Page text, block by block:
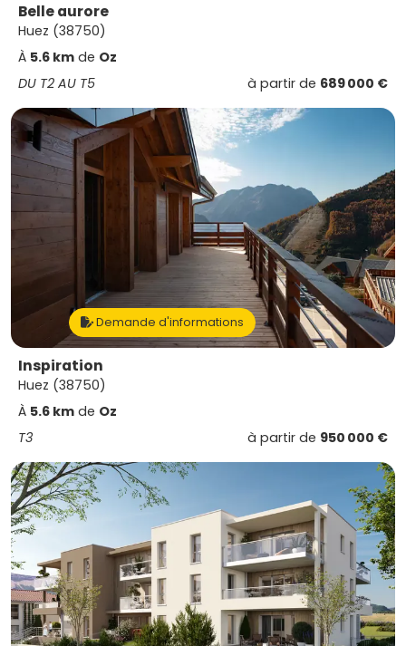
Belle aurore
Huez (38750)
À 5.6 km de Oz
DU T2 AU T5
à partir de 689 000 €
Demande d'informations
Inspiration
Huez (38750)
À 5.6 km de Oz
T3
à partir de 950 000 €